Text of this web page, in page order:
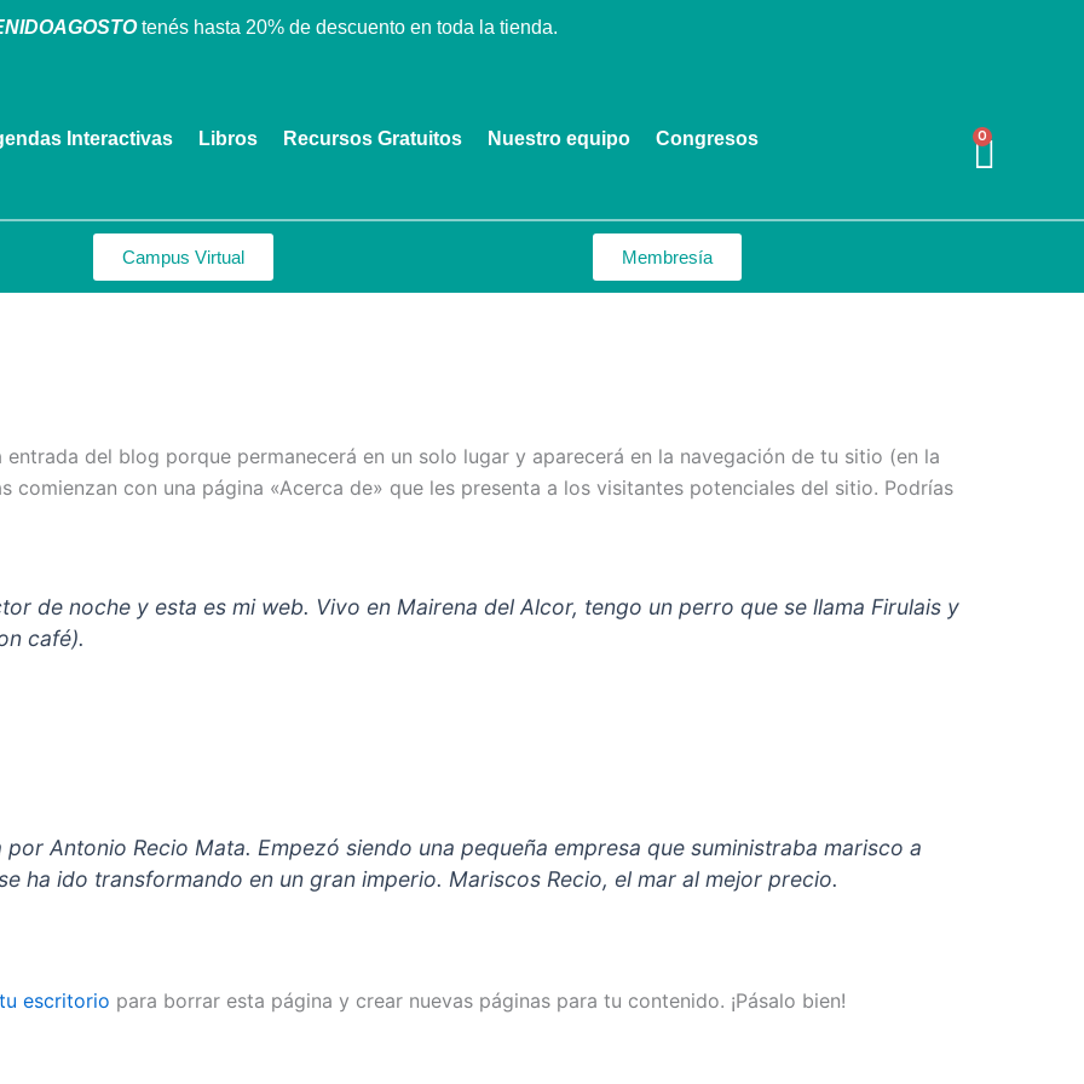
tenés hasta 20% de descuento en toda la tienda.
Interactivas Libros Recursos Gratuitos Nuestro equipo
Congresos
0
Cart
Campus Virtual Membresía
del blog porque permanecerá en un solo lugar y aparecerá en la navegación de tu sitio (en la
comienzan con una página «Acerca de» que les presenta a los visitantes potenciales del sitio. Podrías
de noche y esta es mi web. Vivo en Mairena del Alcor, tengo un perro que se llama Firulais y
café).
Antonio Recio Mata. Empezó siendo una pequeña empresa que suministraba marisco a
ha ido transformando en un gran imperio. Mariscos Recio, el mar al mejor precio.
tu escritorio para borrar esta página y crear nuevas páginas para tu contenido. ¡Pásalo bien!